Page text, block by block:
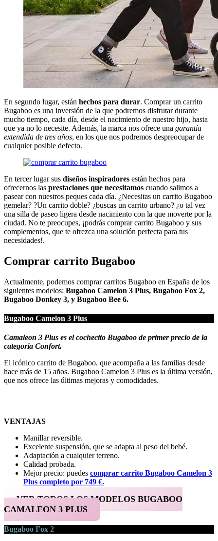
En segundo lugar, están hechos para durar. Comprar un carrito
Bugaboo es una inversión de la que podremos disfrutar durante
mucho tiempo, cada día, desde el nacimiento de nuestro hijo, hasta
que ya no lo necesite. Además, la marca nos ofrece una garantía
extendida de tres años, en los que nos podremos despreocupar de
cualquier posible defecto.
En tercer lugar sus diseños inspiradores están hechos para
ofrecernos las prestaciones que necesitamos cuando salimos a
pasear con nuestros peques cada día. ¿Necesitas un carrito Bugaboo
gemelar? ?Un carrito doble? ¿buscas un carrito urbano? ¿o tal vez
una silla de paseo ligera desde nacimiento con la que moverte por la
ciudad. No te preocupes, ¡podrás comprar carrito Bugaboo y sus
complementos, que te ofrezca una solución perfecta para tus
necesidades!.
Comprar carrito Bugaboo
Actualmente, podemos comprar carritos Bugaboo en España de los
siguientes modelos: Bugaboo Camelon 3 Plus, Bugaboo Fox 2,
Bugaboo Donkey 3, y Bugaboo Bee 6.
Bugaboo Camelon 3 Plus
Camaleon 3 Plus es el cochecito Bugaboo de primer precio de la
categoría Confort.
El icónico carrito de Bugaboo, que acompaña a las familias desde
hace más de 15 años. Bugaboo Camelon 3 Plus es la última versión,
que nos ofrece las últimas mejoras y comodidades.
VENTAJAS
Manillar reversible.
Excelente suspensión, que se adapta al peso del bebé.
Adaptación a cualquier terreno.
Calidad probada.
Mejor precio: puedes comprar carrito Bugaboo Camelon 3
Plus completo por 749 €.
VER TODOS LOS MODELOS BUGABOO
CAMALEON 3 PLUS
Bugaboo Fox 2